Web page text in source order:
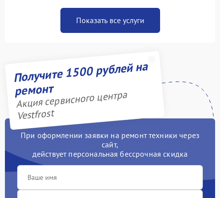
Показать все услуги
Получите 1500 рублей на
ремонт
Акция сервисного центра
Vestfrost
При оформлении заявки на ремонт техники через
сайт,
действует персональная бессрочная скидка